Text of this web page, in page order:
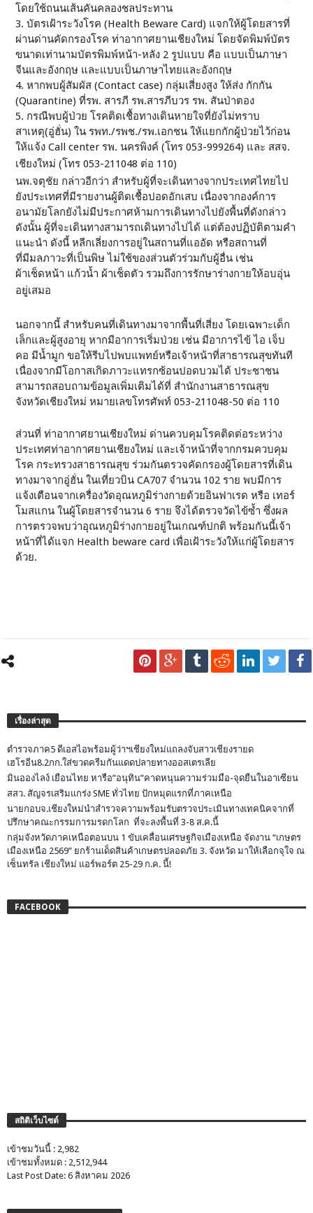
โดยใช้ถนนเส้นคันคลองชลประทาน
3. บัตรเฝ้าระวังโรค (Health Beware Card) แจกให้ผู้โดยสารที่
ผ่านด่านคัดกรองโรค ท่าอากาศยานเชียงใหม่ โดยจัดพิมพ์บัตร
ขนาดเท่านามบัตรพิมพ์หน้า-หลัง 2 รูปแบบ คือ แบบเป็นภาษา
จีนและอังกฤษ และแบบเป็นภาษาไทยและอังกฤษ
4. หากพบผู้สัมผัส (Contact case) กลุ่มเสี่ยงสูง ให้ส่ง กักกัน
(Quarantine) ที่รพ. สารภี รพ.สารภีบวร รพ. สันป่าตอง
5. กรณีพบผู้ป่วย โรคติดเชื้อทางเดินหายใจที่ยังไม่ทราบ
สาเหตุ(อู่ฮั่น) ใน รพท./รพช./รพ.เอกชน ให้แยกกักผู้ป่วยไว้ก่อน
ให้แจ้ง Call center รพ. นครพิงค์ (โทร 053-999264) และ สสจ.
เชียงใหม่ (โทร 053-211048 ต่อ 110)
นพ.จตุชัย กล่าวอีกว่า สำหรับผู้ที่จะเดินทางจากประเทศไทยไป
ยังประเทศที่มีรายงานผู้ติดเชื้อปอดอักเสบ เนื่องจากองค์การ
อนามัยโลกยังไม่มีประกาศห้ามการเดินทางไปยังพื้นที่ดังกล่าว
ดังนั้น ผู้ที่จะเดินทางสามารถเดินทางไปได้ แต่ต้องปฏิบัติตามคำ
แนะนำ ดังนี้ หลีกเลี่ยงการอยู่ในสถานที่แออัด หรือสถานที่
ที่มีมลภาวะที่เป็นพิษ ไม่ใช้ของส่วนตัวร่วมกับผู้อื่น เช่น
ผ้าเช็ดหน้า แก้วน้ำ ผ้าเช็ดตัว รวมถึงการรักษาร่างกายให้อบอุ่น
อยู่เสมอ
นอกจากนี้ สำหรับคนที่เดินทางมาจากพื้นที่เสี่ยง โดยเฉพาะเด็ก
เล็กและผู้สูงอายุ หากมีอาการเริ่มป่วย เช่น มีอาการไข้ ไอ เจ็บ
คอ มีน้ำมูก ขอให้รีบไปพบแพทย์หรือเจ้าหน้าที่สาธารณสุขทันที
เนื่องจากมีโอกาสเกิดภาวะแทรกซ้อนปอดบวมได้ ประชาชน
สามารถสอบถามข้อมูลเพิ่มเติมได้ที่ สำนักงานสาธารณสุข
จังหวัดเชียงใหม่ หมายเลขโทรศัพท์ 053-211048-50 ต่อ 110
ส่วนที่ ท่าอากาศยานเชียงใหม่ ด่านควบคุมโรคติดต่อระหว่าง
ประเทศท่าอากาศยานเชียงใหม่ และเจ้าหน้าที่จากกรมควบคุม
โรค กระทรวงสาธารณสุข ร่วมกันตรวจคัดกรองผู้โดยสารที่เดิน
ทางมาจากอู่ฮั่น ในเที่ยวบิน CA707 จำนวน 102 ราย พบมีการ
แจ้งเตือนจากเครื่องวัดอุณหภูมิร่างกายด้วยอินฟาเรด หรือ เทอร์
โมสแกน ในผู้โดยสารจำนวน 6 ราย จึงได้ตรวจวัดไข้ซ้ำ ซึ่งผล
การตรวจพบว่าอุณหภูมิร่างกายอยู่ในเกณฑ์ปกติ พร้อมกันนี้เจ้า
หน้าที่ได้แจก Health beware card เพื่อเฝ้าระวังให้แก่ผู้โดยสาร
ด้วย.
เรื่องล่าสุด
ตำรวจภาค5 ดีเอสไอพร้อมผู้ว่าฯเชียงใหม่แถลงจับสาวเชียงรายด
เฮโรอีน8.2กก.ใส่ขวดครีมกันแดดปลายทางออสเตรเลีย
มินอองไลง์ เยือนไทย หารือ”อนุทิน”คาดหนุนความร่วมมือ-จุดยืนในอาเซียน
สสว. สัญจรเสริมแกร่ง SME ทั่วไทย ปักหมุดแรกที่ภาคเหนือ
นายกอบจ.เชียงใหม่นำสำรวจความพร้อมรับตรวจประเมินทางเทคนิคจากที่
ปรึกษาคณะกรรมการมรดกโลก ที่จะลงพื้นที่ 3-8 ส.ค.นี้
กลุ่มจังหวัดภาคเหนือตอนบน 1 ขับเคลื่อนเศรษฐกิจเมืองเหนือ จัดงาน “เกษตร
เมืองเหนือ 2569” ยกร้านเด็ดสินค้าเกษตรปลอดภัย 3. จังหวัด มาให้เลือกจุใจ ณ
เซ็นทรัล เชียงใหม่ แอร์พอร์ต 25-29 ก.ค. นี้!
FACEBOOK
สถิติเว็บไซต์
เข้าชมวันนี้ : 2,982
เข้าชมทั้งหมด : 2,512,944
Last Post Date: 6 สิงหาคม 2026